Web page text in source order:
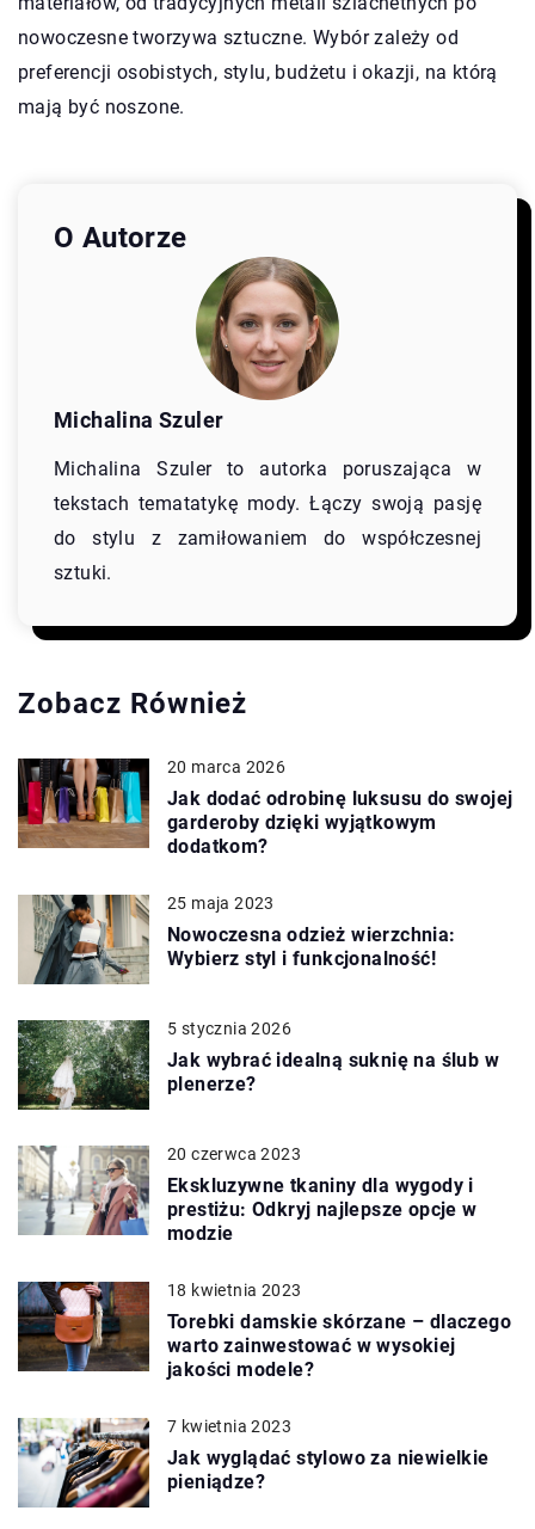
nowoczesne tworzywa sztuczne. Wybór zależy od
preferencji osobistych, stylu, budżetu i okazji, na którą
mają być noszone.
O Autorze
Michalina Szuler
Michalina Szuler to autorka poruszająca w
tekstach tematatykę mody. Łączy swoją pasję
do stylu z zamiłowaniem do współczesnej
sztuki.
Zobacz Również
20 marca 2026
Jak dodać odrobinę luksusu do swojej
garderoby dzięki wyjątkowym
dodatkom?
25 maja 2023
Nowoczesna odzież wierzchnia:
Wybierz styl i funkcjonalność!
5 stycznia 2026
Jak wybrać idealną suknię na ślub w
plenerze?
20 czerwca 2023
Ekskluzywne tkaniny dla wygody i
prestiżu: Odkryj najlepsze opcje w
modzie
18 kwietnia 2023
Torebki damskie skórzane – dlaczego
warto zainwestować w wysokiej
jakości modele?
7 kwietnia 2023
Jak wyglądać stylowo za niewielkie
pieniądze?